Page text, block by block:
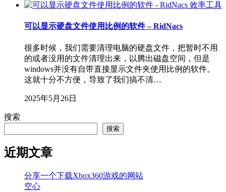
效率工具
可以显示硬盘文件使用比例的软件 – RidNacs
很多时候，我们需要清理电脑的硬盘文件，把暂时不用
的或者没用的文件清理出来，以腾出磁盘空间，但是
windows并没有自带直接显示文件夹使用比例的软件。
这就十分不方便，导致了我们搞不清…
2025年5月26日
搜索
搜索
近期文章
分享一个下载Xbox360游戏的网站
空心